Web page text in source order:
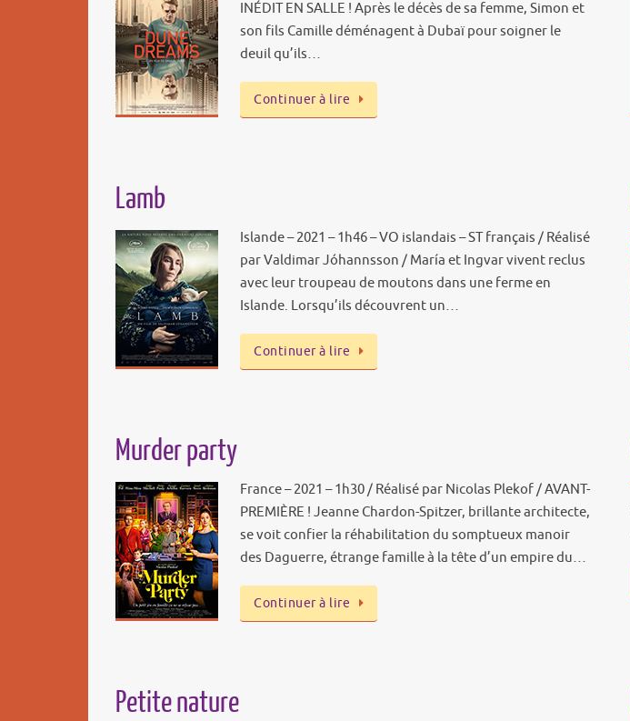
INÉDIT EN SALLE ! Après le décès de sa femme, Simon et
son fils Camille déménagent à Dubaï pour soigner le
deuil qu’ils…
Continuer à lire
Lamb
Islande – 2021 – 1h46 – VO islandais – ST français / Réalisé
par Valdimar Jóhannsson / María et Ingvar vivent reclus
avec leur troupeau de moutons dans une ferme en
Islande. Lorsqu’ils découvrent un…
Continuer à lire
Murder party
France – 2021 – 1h30 / Réalisé par Nicolas Plekof / AVANT-
PREMIÈRE ! Jeanne Chardon-Spitzer, brillante architecte,
se voit confier la réhabilitation du somptueux manoir
des Daguerre, étrange famille à la tête d’un empire du…
Continuer à lire
Petite nature